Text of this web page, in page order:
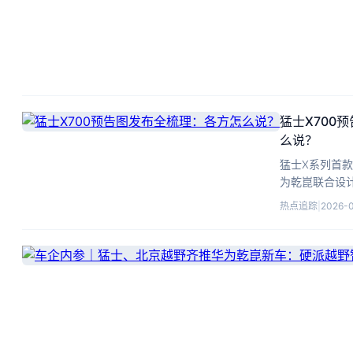
猛士X700预
么说？
猛士X系列首
为乾崑联合设
SUV。
热点追踪 2026-